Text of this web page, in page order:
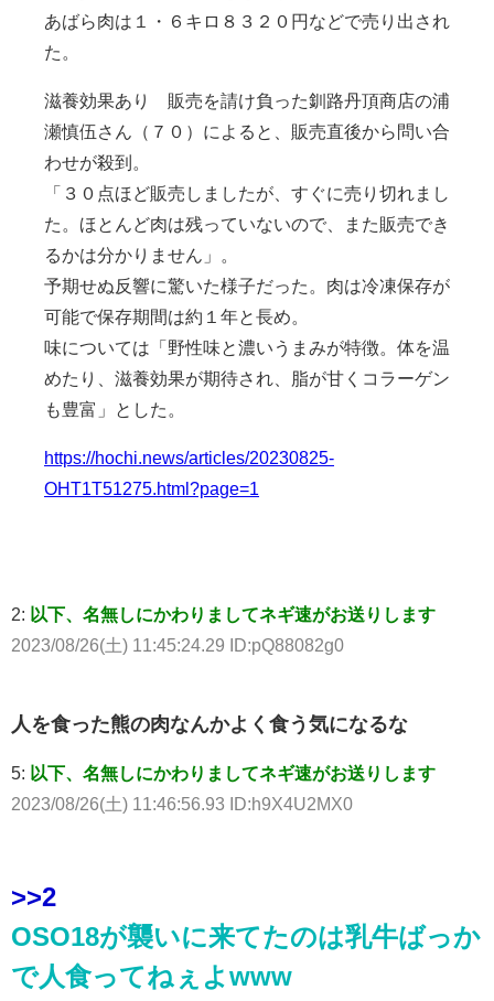
あばら肉は１・６キロ８３２０円などで売り出され
た。
滋養効果あり 販売を請け負った釧路丹頂商店の浦
瀬慎伍さん（７０）によると、販売直後から問い合
わせが殺到。
「３０点ほど販売しましたが、すぐに売り切れまし
た。ほとんど肉は残っていないので、また販売でき
るかは分かりません」。
予期せぬ反響に驚いた様子だった。肉は冷凍保存が
可能で保存期間は約１年と長め。
味については「野性味と濃いうまみが特徴。体を温
めたり、滋養効果が期待され、脂が甘くコラーゲン
も豊富」とした。
https://hochi.news/articles/20230825-
OHT1T51275.html?page=1
2: 以下、名無しにかわりましてネギ速がお送りします
2023/08/26(土) 11:45:24.29 ID:pQ88082g0
人を食った熊の肉なんかよく食う気になるな
5: 以下、名無しにかわりましてネギ速がお送りします
2023/08/26(土) 11:46:56.93 ID:h9X4U2MX0
>>2
OSO18が襲いに来てたのは乳牛ばっか
で人食ってねぇよwww